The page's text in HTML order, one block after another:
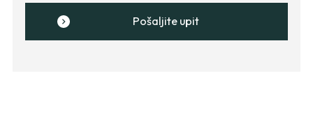
Pošaljite upit